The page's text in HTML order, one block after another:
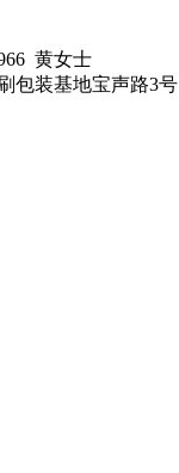
黄女士
包装基地宝声路3号